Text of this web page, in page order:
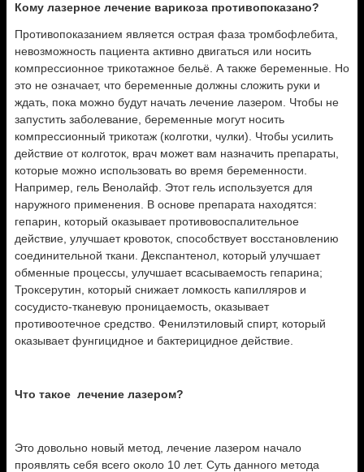
Кому лазерное лечение варикоза противопоказано?
Противопоказанием является острая фаза тромбофлебита,
невозможность пациента активно двигаться или носить
компрессионное трикотажное бельё. А также беременные. Но
это не означает, что беременные должны сложить руки и
ждать, пока можно будут начать лечение лазером. Чтобы не
запустить заболевание, беременные могут носить
компрессионный трикотаж (колготки, чулки). Чтобы усилить
действие от колготок, врач может вам назначить препараты,
которые можно использовать во время беременности.
Например, гель Венолайф. Этот гель используется для
наружного применения. В основе препарата находятся:
гепарин, который оказывает противовоспалительное
действие, улучшает кровоток, способствует восстановлению
соединительной ткани. Декспантенол, который улучшает
обменные процессы, улучшает всасываемость гепарина;
Троксерутин, который снижает ломкость капилляров и
сосудисто-тканевую проницаемость, оказывает
противоотечное средство. Фенилэтиловый спирт, который
оказывает фунгицидное и бактерицидное действие.
Что такое лечение лазером?
Это довольно новый метод, лечение лазером начало
проявлять себя всего около 10 лет. Суть данного метода